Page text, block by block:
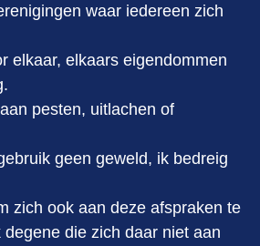
waar iedereen zich
elkaar, elkaars eigendommen
pesten, uitlachen of
geen geweld, ik bedreig
zich ook aan deze afspraken te
die zich daar niet aan